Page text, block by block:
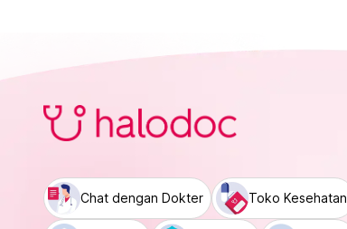
Chat dengan Dokter Toko Kesehatan